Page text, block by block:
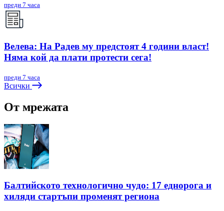
преди 7 часа
Велева: На Радев му предстоят 4 години власт!
Няма кой да плати протести сега!
преди 7 часа
Всички
От мрежата
Балтийското технологично чудо: 17 еднорога и
хиляди стартъпи променят региона